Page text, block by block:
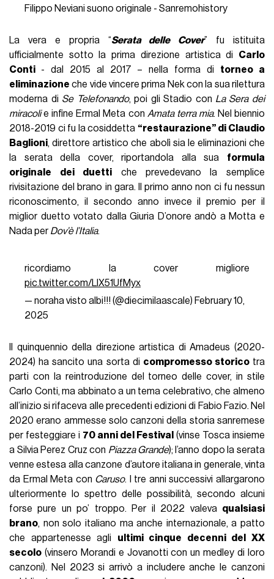
Filippo Neviani suono originale - Sanremohistory
La vera e propria “Serata delle Cover” fu istituita
ufficialmente sotto la prima direzione artistica di Carlo
Conti - dal 2015 al 2017 – nella forma di torneo a
eliminazione che vide vincere prima Nek con la sua rilettura
moderna di Se Telefonando, poi gli Stadio con La Sera dei
miracolie infine Ermal Meta con Amata terra mia. Nel biennio
2018-2019 ci fu la cosiddetta “restaurazione” di Claudio
Baglioni, direttore artistico che abolì sia le eliminazioni che
la serata della cover, riportandola alla sua formula
originale dei duetti che prevedevano la semplice
rivisitazione del brano in gara. Il primo anno non ci fu nessun
riconoscimento, il secondo anno invece il premio per il
miglior duetto votato dalla Giuria D’onore andò a Motta e
Nada perDov’è l’Italia.
ricordiamo la cover migliore
pic.twitter.com/LlX51UfMyx
— noraha visto albi!!! (@diecimilaascale) February 10,
2025
Il quinquennio della direzione artistica di Amadeus (2020-
2024) ha sancito una sorta di compromesso storicotra
parti con la reintroduzione del torneo delle cover, in stile
Carlo Conti, ma abbinato a un tema celebrativo, che almeno
all’inizio si rifaceva alle precedenti edizioni di Fabio Fazio. Nel
2020 erano ammesse solo canzoni della storia sanremese
per festeggiare i 70 anni del Festival (vinse Tosca insieme
a Silvia Perez Cruz con Piazza Grande); l’anno dopo la serata
venne estesa alla canzone d’autore italiana in generale, vinta
da Ermal Meta con Caruso. I tre anni successivi allargarono
ulteriormente lo spettro delle possibilità, secondo alcuni
forse pure un po’ troppo. Per il 2022 valeva qualsiasi
brano, non solo italiano ma anche internazionale, a patto
che appartenesse agli ultimi cinque decenni del XX
secolo (vinsero Morandi e Jovanotti con un medley di loro
canzoni). Nel 2023 si arrivò a includere anche le canzoni